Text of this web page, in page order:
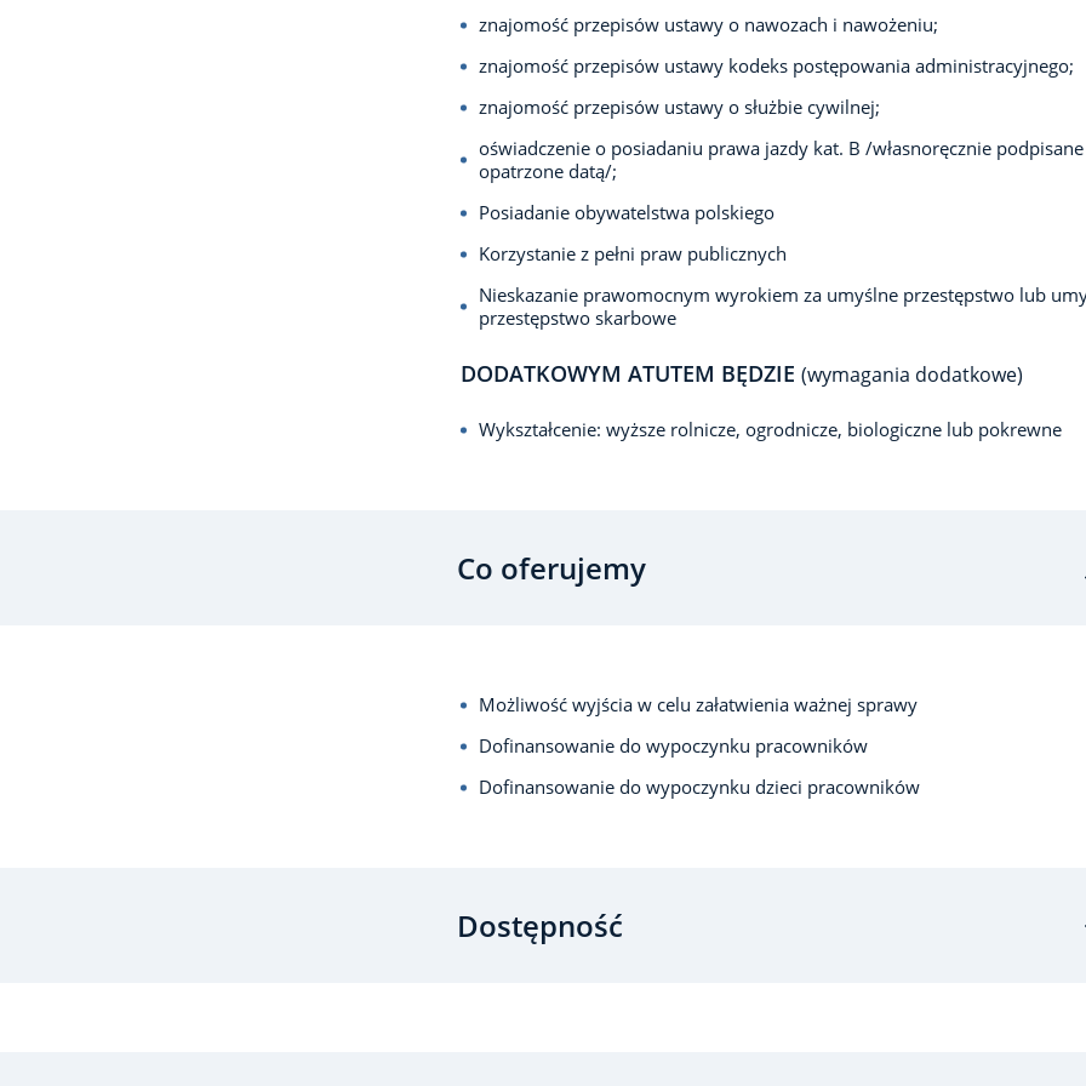
znajomość przepisów ustawy o nawozach i nawożeniu;
znajomość przepisów ustawy kodeks postępowania administracyjnego;
znajomość przepisów ustawy o służbie cywilnej;
oświadczenie o posiadaniu prawa jazdy kat. B /własnoręcznie
opatrzone datą/;
Posiadanie obywatelstwa polskiego
Korzystanie z pełni praw publicznych
Nieskazanie prawomocnym wyrokiem za umyślne przestępstwo lub
przestępstwo skarbowe
DODATKOWYM ATUTEM BĘDZIE (wymagania dodatkowe)
Wykształcenie: wyższe rolnicze, ogrodnicze, biologiczne lub pokrewne
Co oferujemy
Możliwość wyjścia w celu załatwienia ważnej sprawy
Dofinansowanie do wypoczynku pracowników
Dofinansowanie do wypoczynku dzieci pracowników
Dostępność